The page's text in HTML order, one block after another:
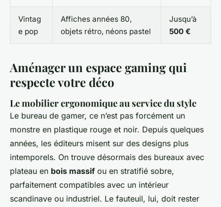
Vintag
e pop
Affiches années 80,
objets rétro, néons pastel
Jusqu’à
500 €
Aménager un espace gaming qui
respecte votre déco
Le mobilier ergonomique au service du style
Le bureau de gamer, ce n’est pas forcément un
monstre en plastique rouge et noir. Depuis quelques
années, les éditeurs misent sur des designs plus
intemporels. On trouve désormais des bureaux avec
plateau en bois massif ou en stratifié sobre,
parfaitement compatibles avec un intérieur
scandinave ou industriel. Le fauteuil, lui, doit rester